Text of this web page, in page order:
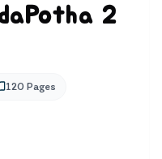
2
120 Pages